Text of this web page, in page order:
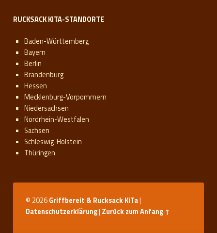
RUCKSACK KITA-STANDORTE
Baden-Württemberg
Bayern
Berlin
Brandenburg
Hessen
Mecklenburg-Vorpommern
Niedersachsen
Nordrhein-Westfalen
Sachsen
Schleswig-Holstein
Thüringen
© 2026Griffbereit & Rucksack KiTa|
Datenschutzerklärung| Zurück zum Anfang ↑